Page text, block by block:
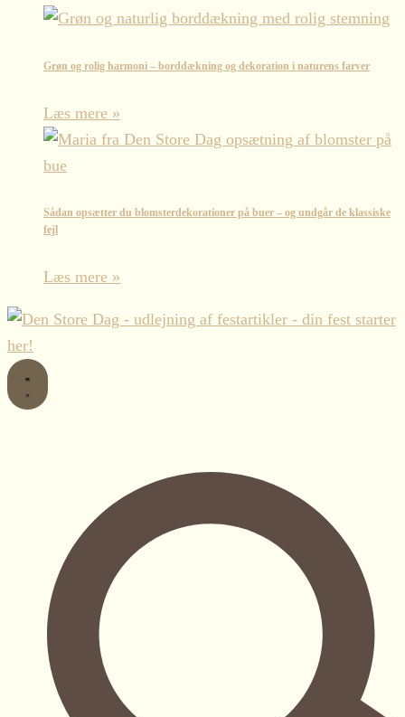
Grøn og rolig harmoni – borddækning og dekoration i naturens farver
Læs mere »
Sådan opsætter du blomsterdekorationer på buer – og undgår de klassiske
fejl
Læs mere »